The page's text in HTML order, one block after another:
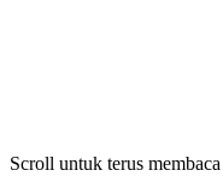
Scroll untuk terus membaca